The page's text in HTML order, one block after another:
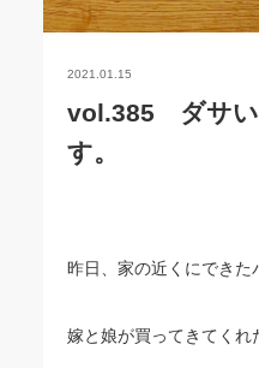
2021.01.15
vol.385 ダサい
す。
昨日、家の近くにできた
嫁と娘が買ってきてくれ